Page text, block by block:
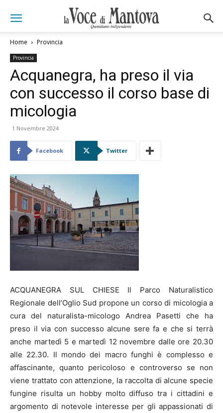
Home Provincia
Provincia
Acquanegra, ha preso il via
con successo il corso base di
micologia
1 Novembre 2024
Facebook Twitter
ACQUANEGRA SUL CHIESE Il Parco Naturalistico
Regionale dell’Oglio Sud propone un corso di micologia a
cura del naturalista-micologo Andrea Pasetti che ha
preso il via con successo alcune sere fa e che si terrà
anche martedì 5 e martedì 12 novembre dalle ore 20.30
alle 22.30. Il mondo dei macro funghi è complesso e
affascinante, quanto pericoloso e controverso se non
viene trattato con attenzione, la raccolta di alcune specie
fungine risulta un hobby molto diffuso tra i cittadini e
argomento di notevole interesse per gli appassionati di